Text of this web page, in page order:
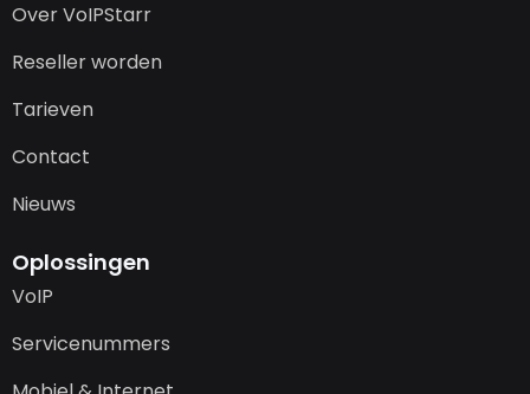
Over VoIPStarr
Reseller worden
Tarieven
Contact
Nieuws
Oplossingen
VoIP
Servicenummers